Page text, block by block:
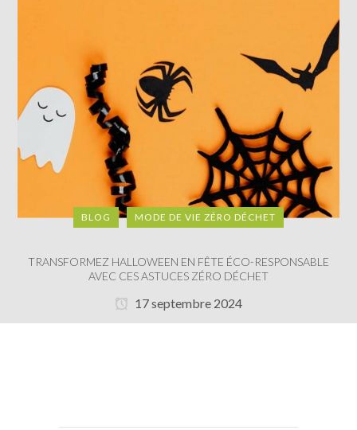
BLOG MODE DE VIE ZÉRO DÉCHET
TRANSFORMEZ HALLOWEEN EN FÊTE ÉCO-RESPONSABLE
AVEC CES ASTUCES ZÉRO DÉCHET
17 septembre 2024